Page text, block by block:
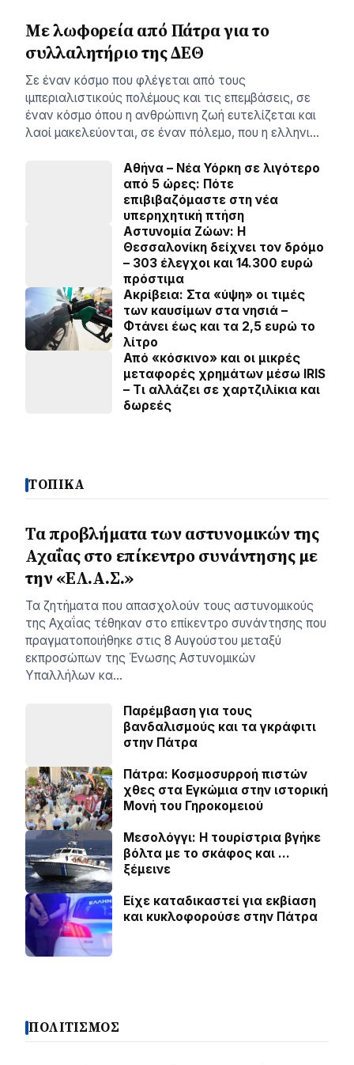
Με λωφορεία από Πάτρα για το
συλλαλητήριο της ΔΕΘ
Σε έναν κόσμο που φλέγεται από τους
ιμπεριαλιστικούς πολέμους και τις επεμβάσεις, σε
έναν κόσμο όπου η ανθρώπινη ζωή ευτελίζεται και
λαοί μακελεύονται, σε έναν πόλεμο, που η ελληνι…
Αθήνα – Νέα Υόρκη σε λιγότερο
από 5 ώρες: Πότε
επιβιβαζόμαστε στη νέα
υπερηχητική πτήση
Αστυνομία Ζώων: Η
Θεσσαλονίκη δείχνει τον δρόμο
– 303 έλεγχοι και 14.300 ευρώ
πρόστιμα
Ακρίβεια: Στα «ύψη» οι τιμές
των καυσίμων στα νησιά –
Φτάνει έως και τα 2,5 ευρώ το
λίτρο
Από «κόσκινο» και οι μικρές
μεταφορές χρημάτων μέσω IRIS
– Τι αλλάζει σε χαρτζιλίκια και
δωρεές
ΤΟΠΙΚΑ
Τα προβλήματα των αστυνομικών της
Αχαΐας στο επίκεντρο συνάντησης με
την «ΕΛ.Α.Σ.»
Τα ζητήματα που απασχολούν τους αστυνομικούς
της Αχαΐας τέθηκαν στο επίκεντρο συνάντησης που
πραγματοποιήθηκε στις 8 Αυγούστου μεταξύ
εκπροσώπων της Ένωσης Αστυνομικών
Υπαλλήλων κα…
Παρέμβαση για τους
βανδαλισμούς και τα γκράφιτι
στην Πάτρα
Πάτρα: Κοσµοσυρροή πιστών
χθες στα Εγκώµια στην ιστορική
Μονή του Γηροκοµειού
Μεσολόγγι: Η τουρίστρια βγήκε
βόλτα με το σκάφος και …
ξέμεινε
Είχε καταδικαστεί για εκβίαση
και κυκλοφορούσε στην Πάτρα
ΠΟΛΙΤΙΣΜΟΣ